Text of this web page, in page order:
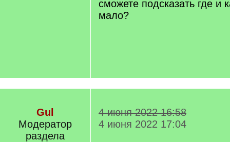
сможете подсказать где и
мало?
Gul
Модератор
раздела
4 июня 2022 16:58
4 июня 2022 17:04